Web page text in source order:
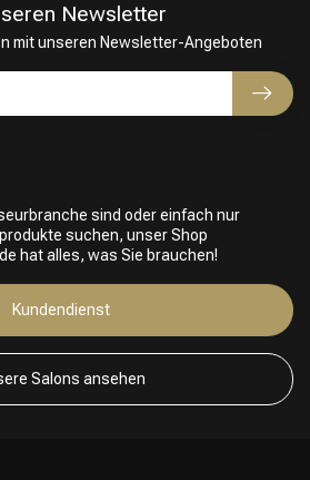
sind oder einfach nur
suchen, unser Shop
hat alles, was Sie brauchen!
Kundendienst
Salons ansehen
Newsletter
mit unseren Newsletter-Angeboten